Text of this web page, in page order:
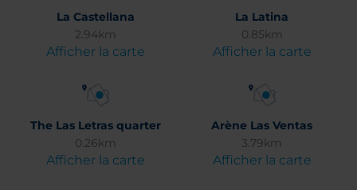
La Castellana
2.94km
Afficher la carte
La Latina
0.85km
Afficher la carte
The Las Letras quarter
0.26km
Afficher la carte
Arène Las Ventas
3.79km
Afficher la carte